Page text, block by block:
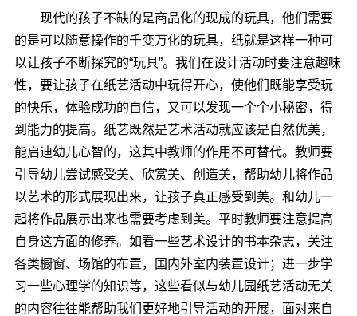
现代的孩子不缺的是商品化的现成的玩具，他们需要
的是可以随意操作的千变万化的玩具，纸就是这样一种可
以让孩子不断探究的“玩具”。我们在设计活动时要注意趣味
性，要让孩子在纸艺活动中玩得开心，使他们既能享受玩
的快乐，体验成功的自信，又可以发现一个个小秘密，得
到能力的提高。纸艺既然是艺术活动就应该是自然优美，
能启迪幼儿心智的，这其中教师的作用不可替代。教师要
引导幼儿尝试感受美、欣赏美、创造美，帮助幼儿将作品
以艺术的形式展现出来，让孩子真正感受到美。和幼儿一
起将作品展示出来也需要考虑到美。平时教师要注意提高
自身这方面的修养。如看一些艺术设计的书本杂志，关注
各类橱窗、场馆的布置，国内外室内装置设计；进一步学
习一些心理学的知识等，这些看似与幼儿园纸艺活动无关
的内容往往能帮助我们更好地引导活动的开展，面对来自